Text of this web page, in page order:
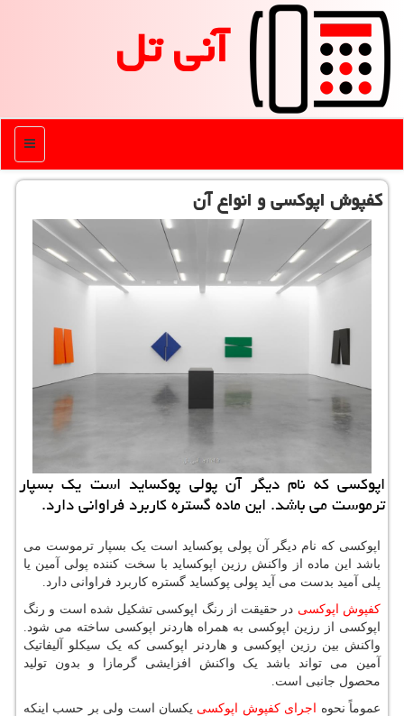
آنی تل
منو
كفپوش اپوكسی و انواع آن
اپوكسی كه نام دیگر آن پولی پوكساید است یك بسپار
ترموست می باشد. این ماده گستره كاربرد فراوانی دارد.
اپوکسی که نام دیگر آن پولی پوکساید است یک بسپار ترموست می
باشد این ماده از واکنش رزین اپوکساید با سخت کننده پولی آمین یا
پلی آمید بدست می آید پولی پوکساید گستره کاربرد فراوانی دارد.
کفپوش اپوکسی در حقیقت از رنگ اپوکسی تشکیل شده است و رنگ
اپوکسی از رزین اپوکسی به همراه هاردنر اپوکسی ساخته می شود.
واکنش بین رزین اپوکسی و هاردنر اپوکسی که یک سیکلو آلیفاتیک
آمین می تواند باشد یک واکنش افزایشی گرمازا و بدون تولید
محصول جانبی است.
عموماً نحوه اجرای کفپوش اپوکسی یکسان است ولی بر حسب اینکه